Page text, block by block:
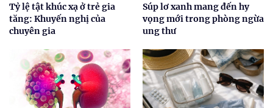
Tỷ lệ tật khúc xạ ở trẻ gia
tăng: Khuyến nghị của
chuyên gia
Súp lơ xanh mang đến hy
vọng mới trong phòng ngừa
ung thư